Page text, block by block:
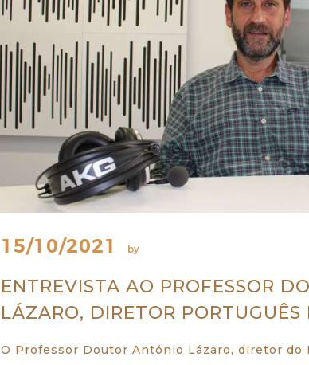
15/10/2021 by
ENTREVISTA AO PROFESSOR
LÁZARO, DIRETOR PORTUGUÊS
O Professor Doutor António Lázaro, diretor do